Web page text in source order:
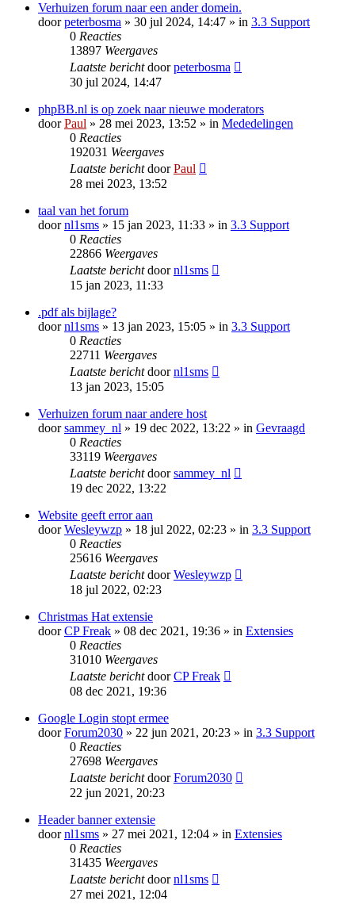
Verhuizen forum naar een ander domein.
doorpeterbosma » 30 jul 2024, 14:47 » in 3.3 Support
0 Reacties
13897 Weergaves
Laatste berichtdoorpeterbosma
30 jul 2024, 14:47
phpBB.nl is op zoek naar nieuwe moderators
doorPaul » 28 mei 2023, 13:52 » in Mededelingen
0 Reacties
192031 Weergaves
Laatste berichtdoorPaul
28 mei 2023, 13:52
taal van het forum
doornl1sms » 15 jan 2023, 11:33 » in 3.3 Support
0 Reacties
22866 Weergaves
Laatste berichtdoornl1sms
15 jan 2023, 11:33
.pdf als bijlage?
doornl1sms » 13 jan 2023, 15:05 » in 3.3 Support
0 Reacties
22711 Weergaves
Laatste berichtdoornl1sms
13 jan 2023, 15:05
Verhuizen forum naar andere host
doorsammey_nl » 19 dec 2022, 13:22 » in Gevraagd
0 Reacties
33119 Weergaves
Laatste berichtdoorsammey_nl
19 dec 2022, 13:22
Website geeft error aan
doorWesleywzp » 18 jul 2022, 02:23 » in 3.3 Support
0 Reacties
25616 Weergaves
Laatste berichtdoorWesleywzp
18 jul 2022, 02:23
Christmas Hat extensie
doorCP Freak » 08 dec 2021, 19:36 » in Extensies
0 Reacties
31010 Weergaves
Laatste berichtdoorCP Freak
08 dec 2021, 19:36
Google Login stopt ermee
doorForum2030 » 22 jun 2021, 20:23 » in 3.3 Support
0 Reacties
27698 Weergaves
Laatste berichtdoorForum2030
22 jun 2021, 20:23
Header banner extensie
doornl1sms » 27 mei 2021, 12:04 » in Extensies
0 Reacties
31435 Weergaves
Laatste berichtdoornl1sms
27 mei 2021, 12:04